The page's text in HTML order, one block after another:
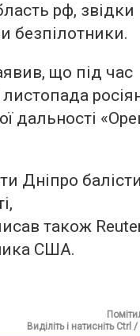
рф, звідки
безпілотники.
що під час
дальності
Дніпро
також
США.
Виділіть і натисніть Ctrl